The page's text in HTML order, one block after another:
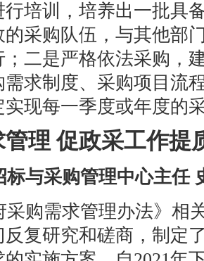
培训，培养出一批具
的采购队伍，与其他部
二是严格依法采购，
需求制度、采购项目流
现每一季度或年度的
管理 促政采工作提
标与采购管理中心主任
采购需求管理办法》相
复研究和磋商，制定